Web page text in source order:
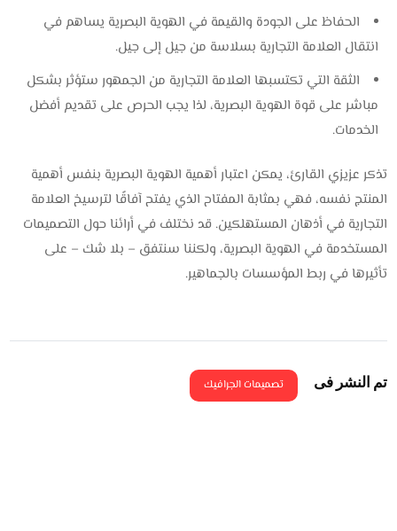
الحفاظ على الجودة والقيمة في الهوية البصرية يساهم في
انتقال العلامة التجارية بسلاسة من جيل إلى جيل.
الثقة التي تكتسبها العلامة التجارية من الجمهور ستؤثر بشكل
مباشر على قوة الهوية البصرية، لذا يجب الحرص على تقديم أفضل
الخدمات.
تذكر عزيزي القارئ، يمكن اعتبار أهمية الهوية البصرية بنفس أهمية
المنتج نفسه، فهي بمثابة المفتاح الذي يفتح آفاقًا لترسيخ العلامة
التجارية في أذهان المستهلكين. قد نختلف في أرائنا حول التصميمات
المستخدمة في الهوية البصرية، ولكننا سنتفق – بلا شك – على
تأثيرها في ربط المؤسسات بالجماهير.
تم النشر فى تصميمات الجرافيك